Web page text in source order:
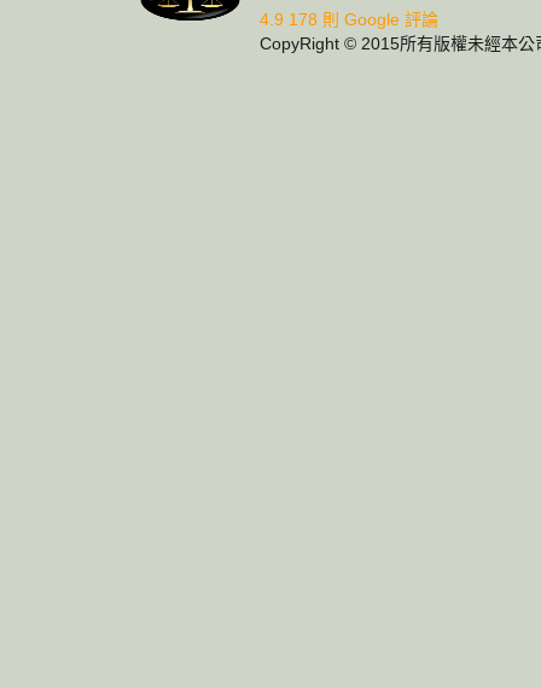
4.9 178 則 Google 評論
CopyRight © 2015所有版權未經本